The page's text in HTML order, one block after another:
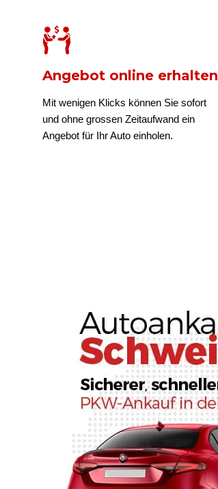
Angebot online erhalten
Mit wenigen Klicks können Sie sofort
und ohne grossen Zeitaufwand ein
Angebot für Ihr Auto einholen.